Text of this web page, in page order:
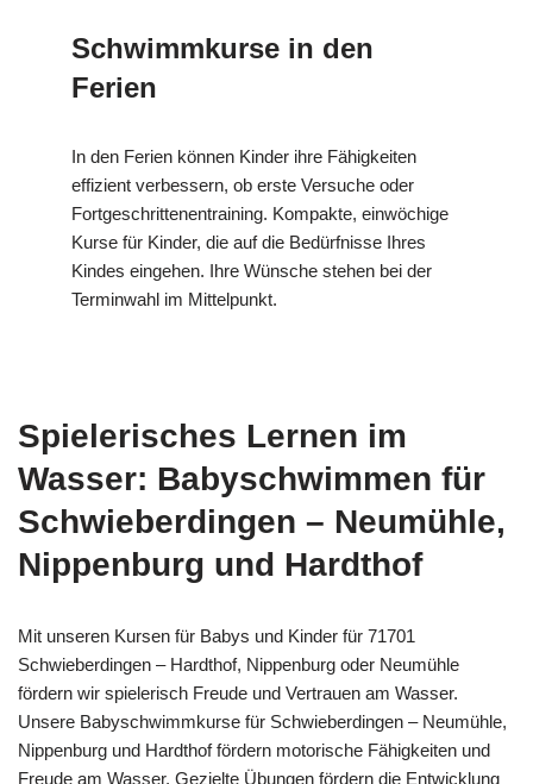
Schwimmkurse in den
Ferien
In den Ferien können Kinder ihre Fähigkeiten
effizient verbessern, ob erste Versuche oder
Fortgeschrittenentraining. Kompakte, einwöchige
Kurse für Kinder, die auf die Bedürfnisse Ihres
Kindes eingehen. Ihre Wünsche stehen bei der
Terminwahl im Mittelpunkt.
Spielerisches Lernen im
Wasser: Babyschwimmen für
Schwieberdingen – Neumühle,
Nippenburg und Hardthof
Mit unseren Kursen für Babys und Kinder für 71701
Schwieberdingen – Hardthof, Nippenburg oder Neumühle
fördern wir spielerisch Freude und Vertrauen am Wasser.
Unsere Babyschwimmkurse für Schwieberdingen – Neumühle,
Nippenburg und Hardthof fördern motorische Fähigkeiten und
Freude am Wasser. Gezielte Übungen fördern die Entwicklung